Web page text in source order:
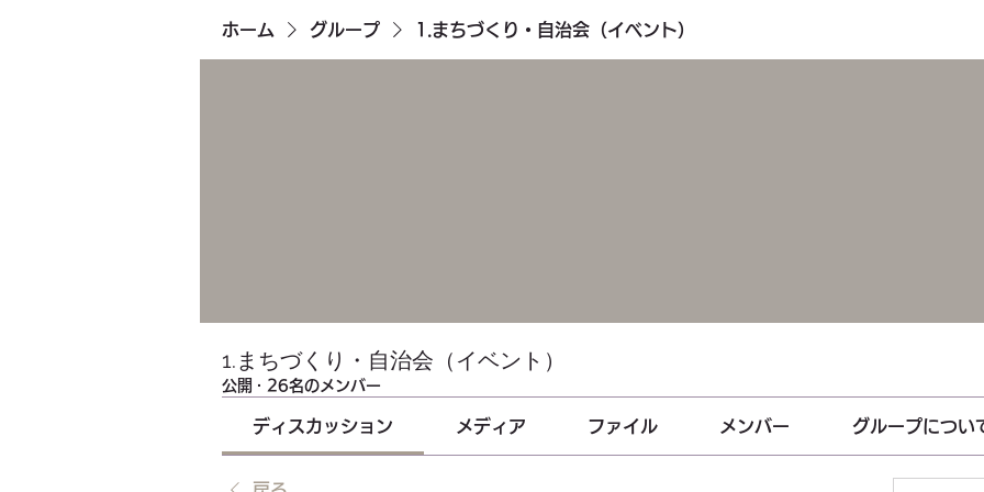
ホーム グループ 1.まちづくり・自治会（イベント）
1.まちづくり・自治会（イベント）
公開 · 26名のメンバー
ディスカッション メディア ファイル メンバー グループについ